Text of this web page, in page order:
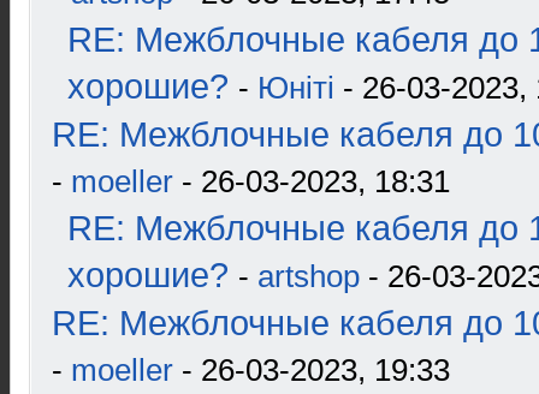
RE: Межблочные кабеля до
хорошие? - Юнiтi - 26-03-2023,
RE: Межблочные кабеля до
- moeller - 26-03-2023, 18:31
RE: Межблочные кабеля до
хорошие? - artshop - 26-03-
RE: Межблочные кабеля до
- moeller - 26-03-2023, 19:33